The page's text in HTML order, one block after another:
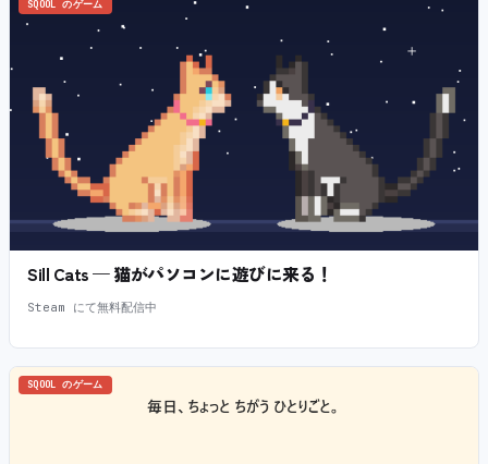
SQOOL のゲーム
Sill Cats — 猫がパソコンに遊びに来る！
Steam にて無料配信中
SQOOL のゲーム